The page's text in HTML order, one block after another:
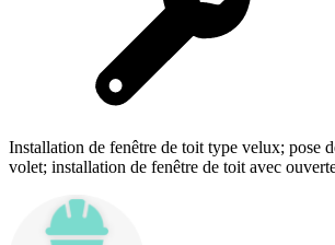
Installation de fenêtre de toit type velux; pose
volet; installation de fenêtre de toit avec